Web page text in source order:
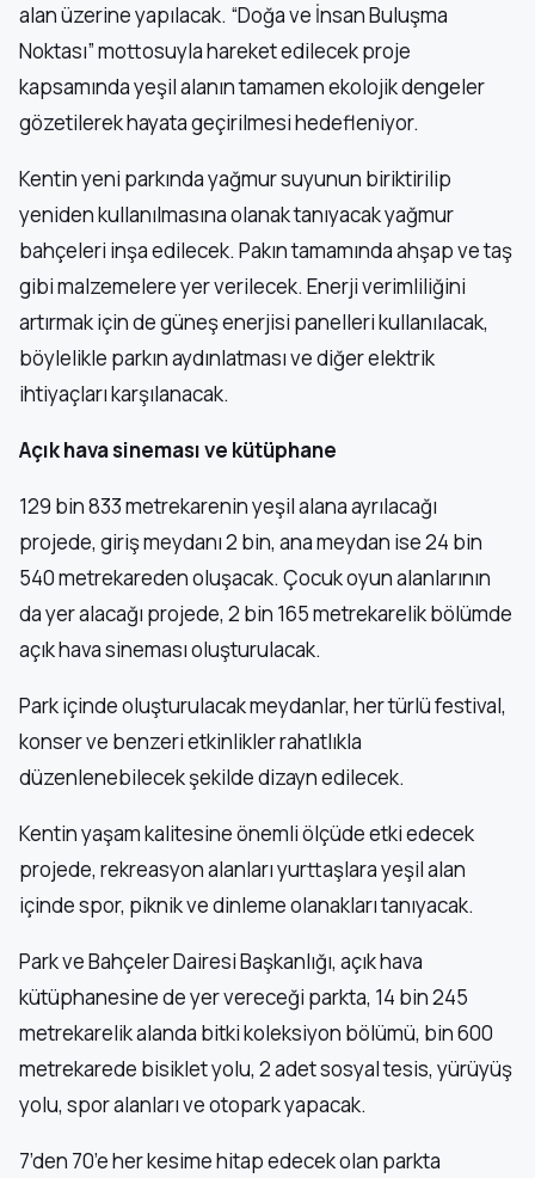
alan üzerine yapılacak. “Doğa ve İnsan Buluşma
Noktası” mottosuyla hareket edilecek proje
kapsamında yeşil alanın tamamen ekolojik dengeler
gözetilerek hayata geçirilmesi hedefleniyor.
Kentin yeni parkında yağmur suyunun biriktirilip
yeniden kullanılmasına olanak tanıyacak yağmur
bahçeleri inşa edilecek. Pakın tamamında ahşap ve taş
gibi malzemelere yer verilecek. Enerji verimliliğini
artırmak için de güneş enerjisi panelleri kullanılacak,
böylelikle parkın aydınlatması ve diğer elektrik
ihtiyaçları karşılanacak.
Açık hava sineması ve kütüphane
129 bin 833 metrekarenin yeşil alana ayrılacağı
projede, giriş meydanı 2 bin, ana meydan ise 24 bin
540 metrekareden oluşacak. Çocuk oyun alanlarının
da yer alacağı projede, 2 bin 165 metrekarelik bölümde
açık hava sineması oluşturulacak.
Park içinde oluşturulacak meydanlar, her türlü festival,
konser ve benzeri etkinlikler rahatlıkla
düzenlenebilecek şekilde dizayn edilecek.
Kentin yaşam kalitesine önemli ölçüde etki edecek
projede, rekreasyon alanları yurttaşlara yeşil alan
içinde spor, piknik ve dinleme olanakları tanıyacak.
Park ve Bahçeler Dairesi Başkanlığı, açık hava
kütüphanesine de yer vereceği parkta, 14 bin 245
metrekarelik alanda bitki koleksiyon bölümü, bin 600
metrekarede bisiklet yolu, 2 adet sosyal tesis, yürüyüş
yolu, spor alanları ve otopark yapacak.
7’den 70’e her kesime hitap edecek olan parkta